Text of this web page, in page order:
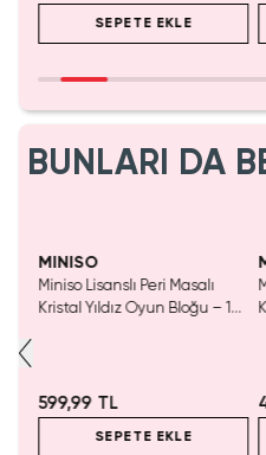
SEPETE EKLE
BUNLARI DA
MINISO
Miniso Lisanslı Peri Masalı
Kristal Yıldız Oyun Bloğu – 14
599,99 TL
SEPETE EKLE